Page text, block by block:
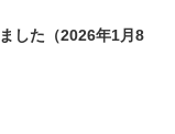
した（2026年1月8